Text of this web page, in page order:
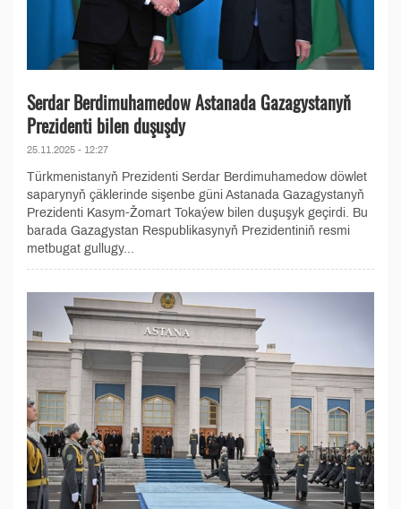
Serdar Berdimuhamedow Astanada Gazagystanyň
Prezidenti bilen duşuşdy
25.11.2025 - 12:27
Türkmenistanyň Prezidenti Serdar Berdimuhamedow döwlet
saparynyň çäklerinde sişenbe güni Astanada Gazagystanyň
Prezidenti Kasym-Žomart Tokaýew bilen duşuşyk geçirdi. Bu
barada Gazagystan Respublikasynyň Prezidentiniň resmi
metbugat gullugy...